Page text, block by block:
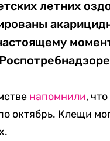
летних
напомнили,
октябрь. Клещи